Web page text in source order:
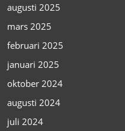
augusti 2025
mars 2025
februari 2025
januari 2025
oktober 2024
augusti 2024
juli 2024